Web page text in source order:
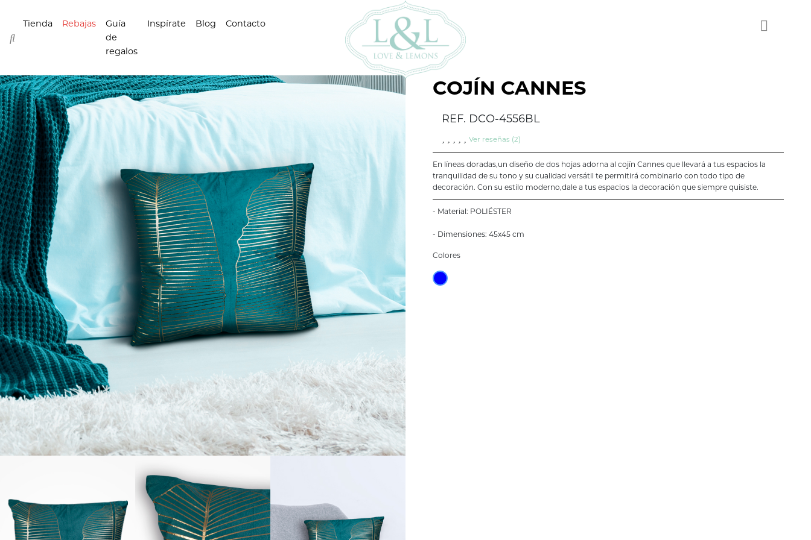
Tienda Rebajas
Guía
de
regalos
Inspírate Blog Contacto
COJÍN CANNES
REF. DCO-4556BL
Ver reseñas (2)
En líneas doradas,un diseño de dos hojas adorna al cojín Cannes que llevará a tus espacios la
tranquilidad de su tono y su cualidad versátil te permitirá combinarlo con todo tipo de
decoración. Con su estilo moderno,dale a tus espacios la decoración que siempre quisiste.
- Material: POLIÉSTER
- Dimensiones: 45x45 cm
Colores